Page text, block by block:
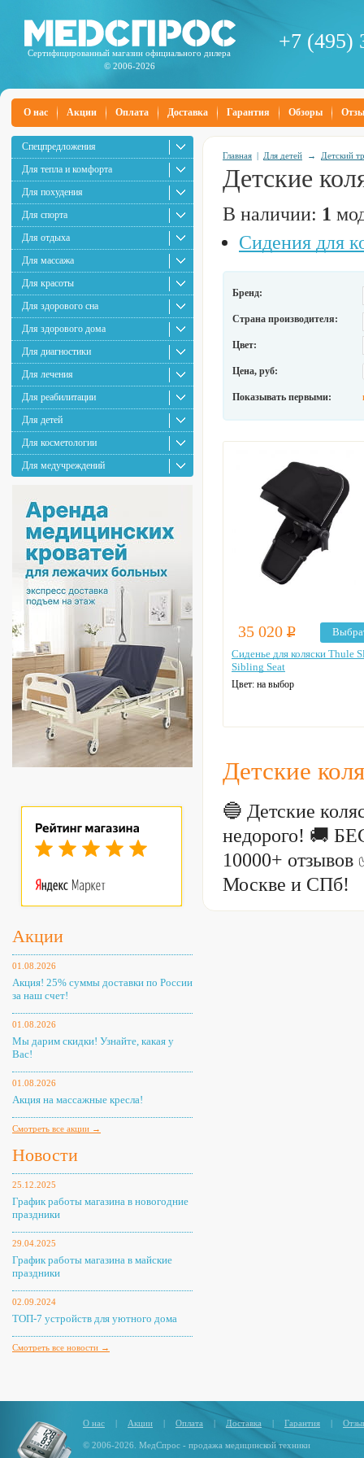
Сертифицированный магазин официального дилера
© 2006-2026
+7 (495)
О нас Акции Оплата Доставка Гарантия Обзоры
Спецпредложения
Для тепла и комфорта
Для похудения
Для спорта
Для отдыха
Для массажа
Для красоты
Для здорового сна
Для здорового дома
Для диагностики
Для лечения
Для реабилитации
Для детей
Для косметологии
Для медучреждений
Акции
01.08.2026
Акция! 25% суммы доставки по России
за наш счет!
01.08.2026
Мы дарим скидки! Узнайте, какая у
Вас!
01.08.2026
Акция на массажные кресла!
Смотреть все акции →
Новости
25.12.2025
График работы магазина в новогодние
праздники
29.04.2025
График работы магазина в майские
праздники
02.09.2024
ТОП-7 устройств для уютного дома
Смотреть все новости →
Главная | Для детей → Детский
Детские
В наличии: 1
Сидения для
Бренд:
Страна производителя:
Цвет:
Цена, руб:
Показывать первыми:
35 020 Р
Сиденье для коляски Thule
Sibling Seat
Цвет: на выбор
Детские
🔵 Детские
недорого! 🚚
10000+ отзывов
Москве и СПб!
О нас | Акции | Оплата | Доставка | Гарантия |
© 2006-2026. МедСпрос - продажа медицинской техники